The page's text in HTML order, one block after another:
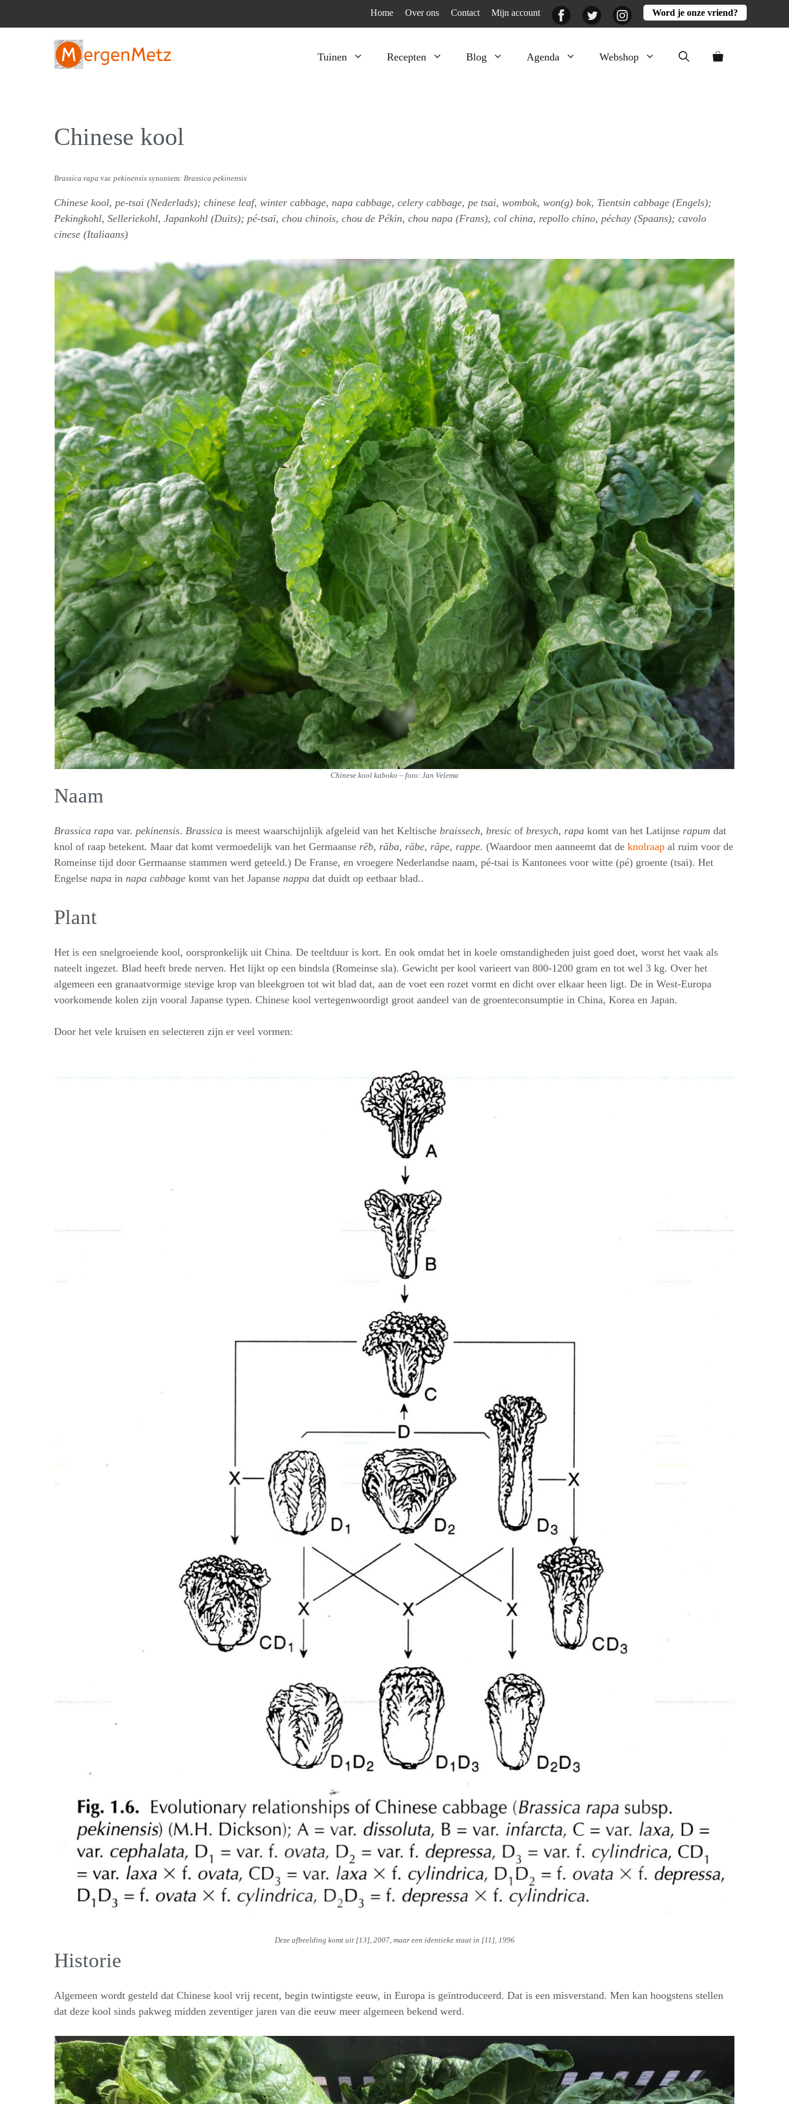
Home Over ons Contact Mijn account FacebookTwitter InstagramWord je onze vriend?
Tuinen Recepten Blog Agenda Webshop
Voedselbos Wortelgroenten
Bladgroenten
Lekker
Chinese kool
Brassica rapa var. pekinensis synoniem: Brassica pekinensis
Chinese kool, pe-tsai (Nederlads); chinese leaf, winter cabbage, napa cabbage, celery cabbage, pe tsai, wombok, won(g) bok, Tientsin cabbage (Engels);
Pekingkohl, Selleriekohl, Japankohl (Duits); pé-tsaï, chou chinois, chou de Pékin, chou napa (Frans), col china, repollo chino, péchay (Spaans); cavolo
cinese (Italiaans)
Chinese kool kaboko – foto: Jan Velema
Naam
Brassica rapa var. pekinensis. Brassica is meest waarschijnlijk afgeleid van het Keltische braissech, bresic of bresych, rapa komt van het Latijnse rapum dat
knol of raap betekent. Maar dat komt vermoedelijk van het Germaanse rēƀ, rāba, rābe, rāpe, rappe. (Waardoor men aanneemt dat de knolraap al ruim voor de
Romeinse tijd door Germaanse stammen werd geteeld.) De Franse, en vroegere Nederlandse naam, pé-tsai is Kantonees voor witte (pé) groente (tsai). Het
Engelse napa in napa cabbage komt van het Japanse nappa dat duidt op eetbaar blad..
Plant
Het is een snelgroeiende kool, oorspronkelijk uit China. De teeltduur is kort. En ook omdat het in koele omstandigheden juist goed doet, worst het vaak als
nateelt ingezet. Blad heeft brede nerven. Het lijkt op een bindsla (Romeinse sla). Gewicht per kool varieert van 800-1200 gram en tot wel 3 kg. Over het
algemeen een granaatvormige stevige krop van bleekgroen tot wit blad dat, aan de voet een rozet vormt en dicht over elkaar heen ligt. De in West-Europa
voorkomende kolen zijn vooral Japanse typen. Chinese kool vertegenwoordigt groot aandeel van de groenteconsumptie in China, Korea en Japan.
Door het vele kruisen en selecteren zijn er veel vormen:
Deze afbeelding komt uit [13], 2007, maar een identieke staat in [11], 1996
Historie
Algemeen wordt gesteld dat Chinese kool vrij recent, begin twintigste eeuw, in Europa is geïntroduceerd. Dat is een misverstand. Men kan hoogstens stellen
dat deze kool sinds pakweg midden zeventiger jaren van die eeuw meer algemeen bekend werd.